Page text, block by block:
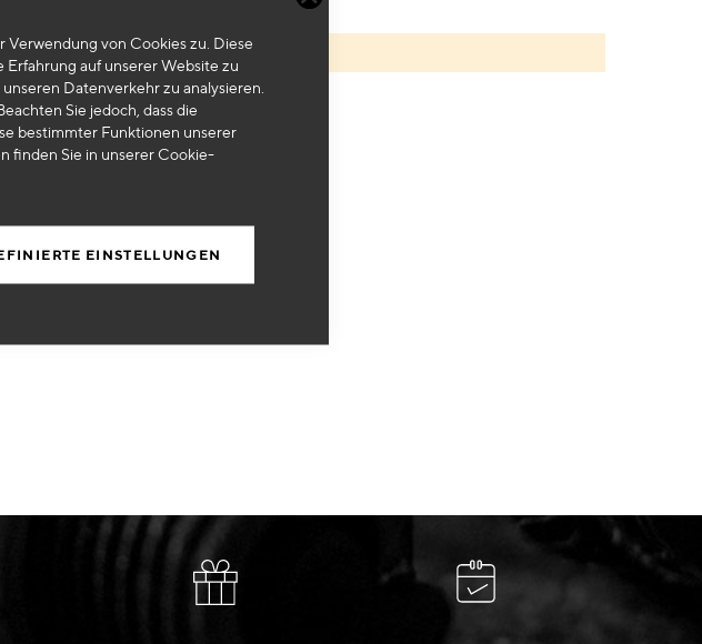
von Cookies zu. Diese
auf unserer Website zu
Datenverkehr zu analysieren.
Sie jedoch, dass die
bestimmter Funktionen unserer
finden Sie in unserer Cookie-
EINSTELLUNGEN
ihrer Auswahl finden.